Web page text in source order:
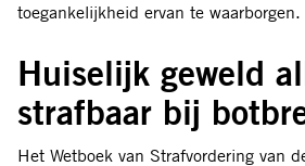
toegankelijkheid ervan te waarborgen.
Huiselijk geweld
strafbaar bij
Het Wetboek van Strafvordering van